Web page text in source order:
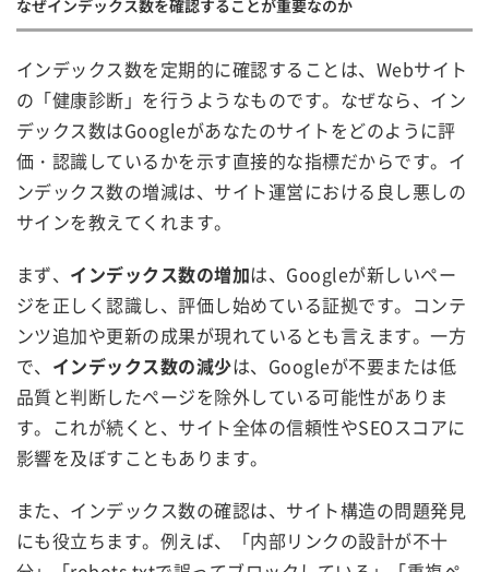
なぜインデックス数を確認することが重要なのか
インデックス数を定期的に確認することは、Webサイト
の「健康診断」を行うようなものです。なぜなら、イン
デックス数はGoogleがあなたのサイトをどのように評
価・認識しているかを示す直接的な指標だからです。イ
ンデックス数の増減は、サイト運営における良し悪しの
サインを教えてくれます。
まず、 インデックス数の増加は、Googleが新しいペー
ジを正しく認識し、評価し始めている証拠です。コンテ
ンツ追加や更新の成果が現れているとも言えます。一方
で、 インデックス数の減少は、Googleが不要または低
品質と判断したページを除外している可能性がありま
す。これが続くと、サイト全体の信頼性やSEOスコアに
影響を及ぼすこともあります。
また、インデックス数の確認は、サイト構造の問題発見
にも役立ちます。例えば、「内部リンクの設計が不十